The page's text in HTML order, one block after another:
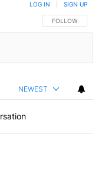
FOLLOW THIS
FOLLOW
LOG IN SIGN UP
NEWEST